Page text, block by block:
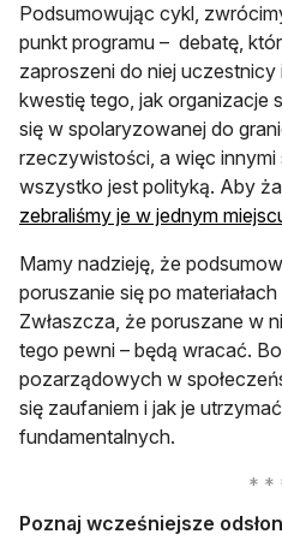
Podsumowując cykl,
punkt programu – debatę,
zaproszeni do niej
kwestię tego, jak organizacje
się w spolaryzowanej do
rzeczywistości, a więc innymi
wszystko jest polityką. Aby
zebraliśmy je w jednym
Mamy nadzieję, że
poruszanie się po
Zwłaszcza, że poruszane w
tego pewni – będą wracać.
pozarządowych w
się zaufaniem i jak je
fundamentalnych.
Poznaj wcześniejsze